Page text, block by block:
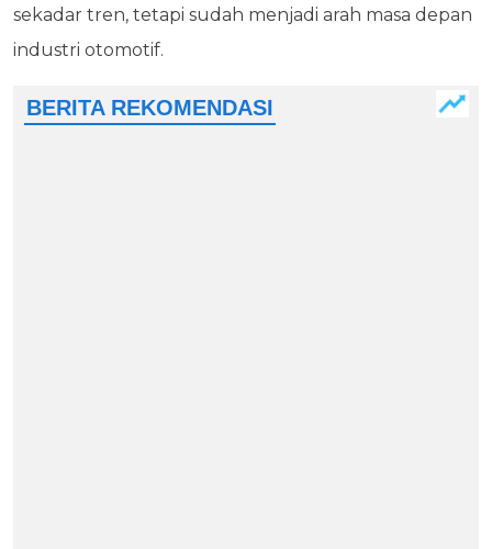
sekadar tren, tetapi sudah menjadi arah masa depan
industri otomotif.